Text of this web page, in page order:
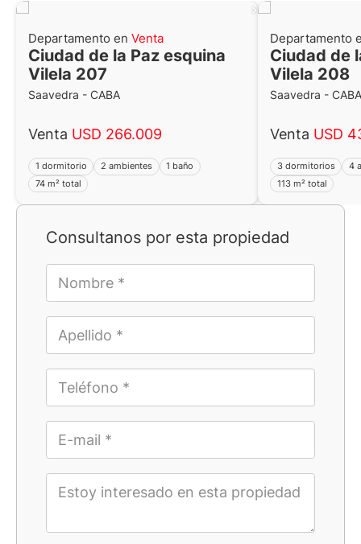
Consultanos por esta propiedad
Departamento en Venta
Ciudad de la Paz esquina
Vilela 207
Saavedra - CABA
Venta USD 266.009
1 dormitorio 2 ambientes
1 baño
74 m² total
Departamento
Ciudad de
Vilela 208
Saavedra - CABA
Venta USD
3 dormitorios
4
113 m² total